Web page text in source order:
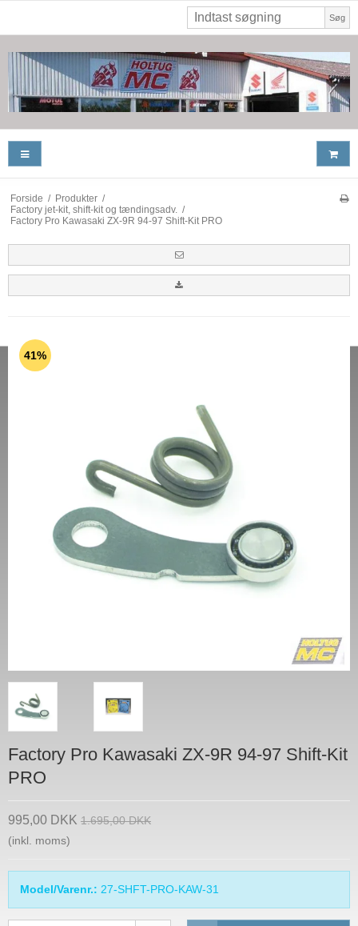
Søg
Forside / Produkter /
Factory jet-kit, shift-kit og tændingsadv. /
Factory Pro Kawasaki ZX-9R 94-97 Shift-Kit PRO
41%
Factory Pro Kawasaki ZX-9R 94-97 Shift-Kit
PRO
995,00 DKK 1.695,00 DKK
(inkl. moms)
Model/Varenr.: 27-SHFT-PRO-KAW-31